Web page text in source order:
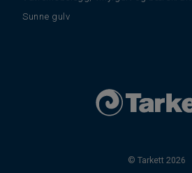
Sunne gulv
© Tarkett 2026